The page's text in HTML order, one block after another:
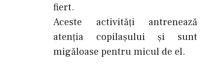
fiert.
Aceste activităţi antrenează
atenţia copilaşului şi sunt
migăloase pentru micul de el.